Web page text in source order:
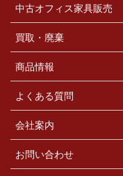
中古オフィス家具販売
買取・廃棄
商品情報
よくある質問
会社案内
お問い合わせ